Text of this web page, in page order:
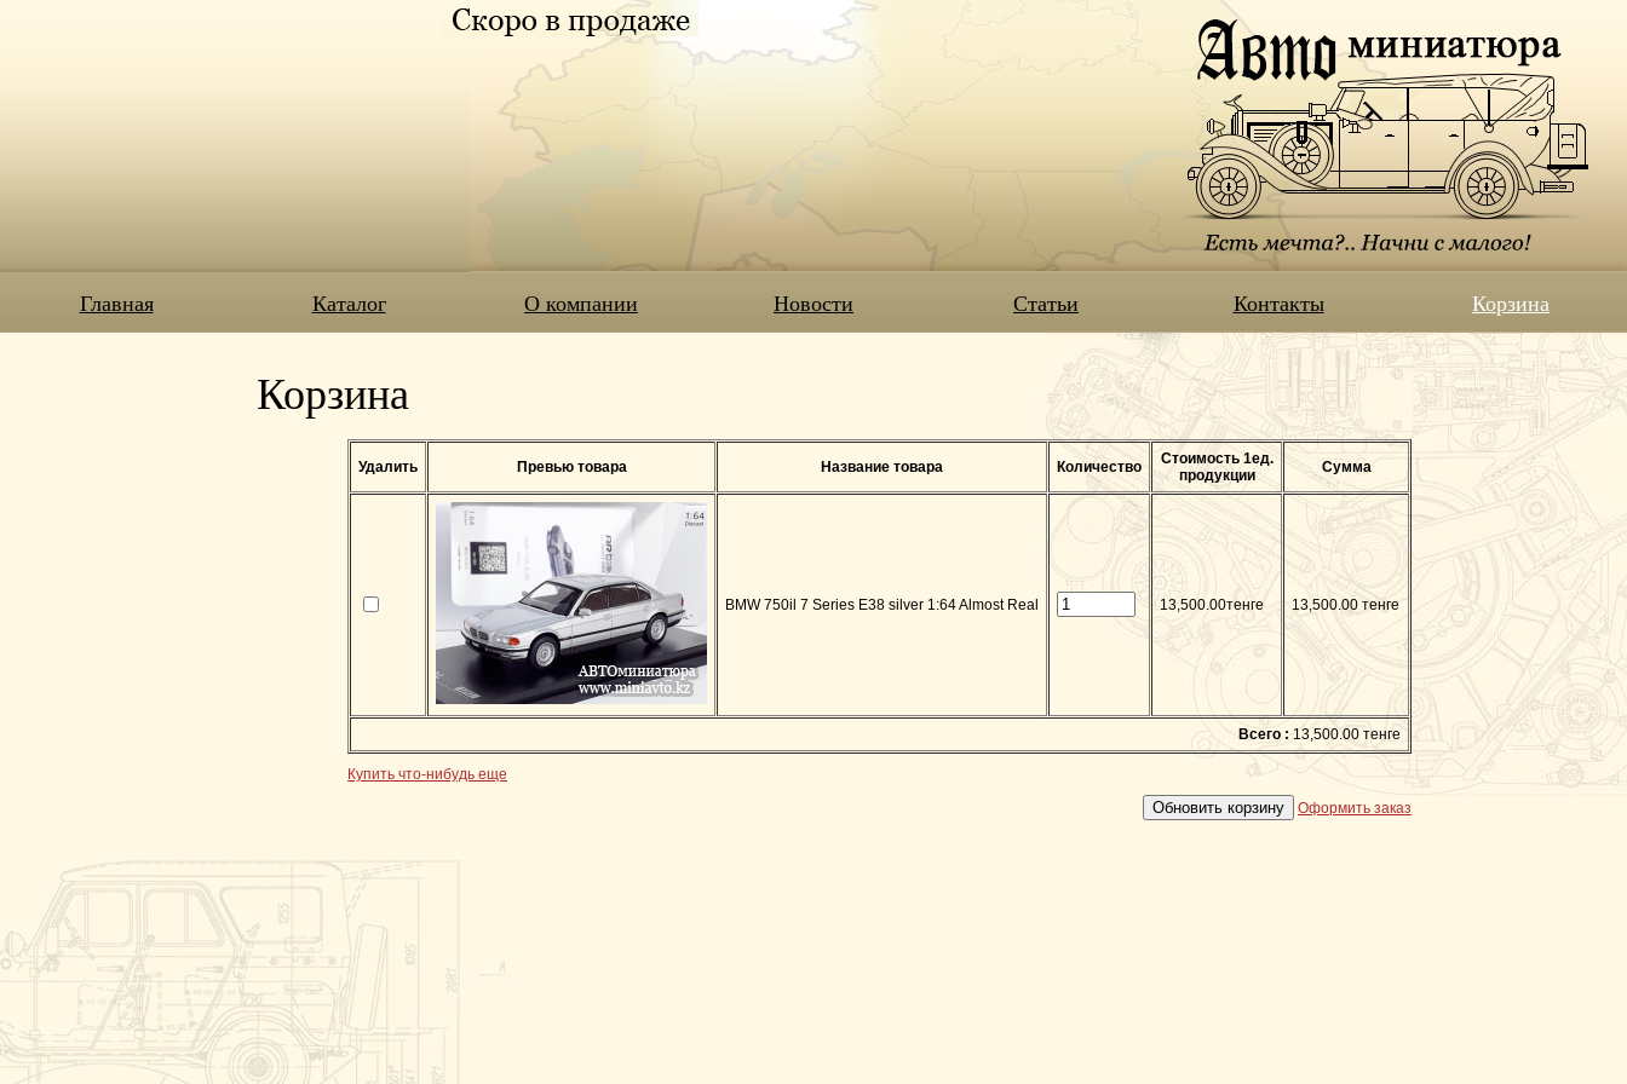
Главная Каталог О компании Новости Статьи Контакты Корзина
Корзина
Удалить Превью товара Название товара Количество
Стоимость 1ед.
продукции
Сумма
BMW 750il 7 Series E38 silver 1:64 Almost Real 13,500.00тенге 13,500.00 тенге
Всего : 13,500.00 тенге
Купить что-нибудь еще
Оформить заказ